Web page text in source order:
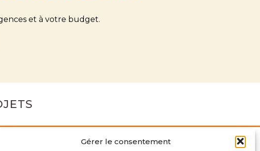
Gérer le consentement
et à votre budget.
SUIVEZ-NOUS !